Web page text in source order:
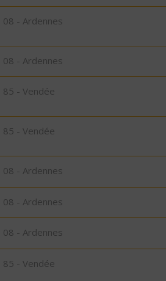
08 - Ardennes
08 - Ardennes
85 - Vendée
85 - Vendée
08 - Ardennes
08 - Ardennes
08 - Ardennes
85 - Vendée